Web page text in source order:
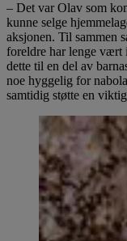
– Det var Olav som
kunne selge
aksjonen. Til sammen
foreldre har lenge vært
dette til en del av
noe hyggelig for
samtidig støtte en